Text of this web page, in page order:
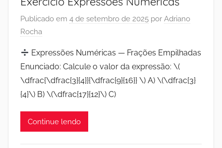
Publicado em 4 de setembro de 2025 por Adriano
Rocha
Expressões Numéricas — Frações Empilhadas
Enunciado: Calcule o valor da expressão: \(
\dfrac{\dfrac{3}{4}}{\dfrac{9}{16}} \) A) \(\dfrac{3}
{4}\) B) \(\dfrac{17}{12}\) C)
Continue lendo